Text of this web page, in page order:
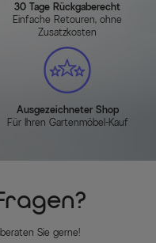
30 Tage Rückgaberecht
Einfache Retouren, ohne
Zusatzkosten
Ausgezeichneter Shop
Für Ihren Gartenmöbel-Kauf
Sie gerne!